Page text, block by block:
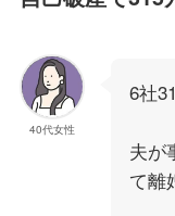
40代女性
6社
夫が
て離